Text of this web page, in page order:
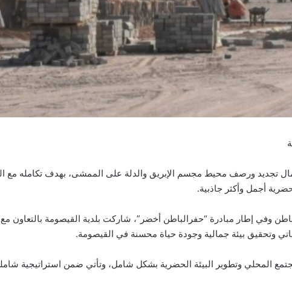
تجديد ورصف محيط مجسم الإبريق والدلة على الممشى، بهدف تكامله مع
أجمل وأكثر جاذبية.
وفي إطار مبادرة “حفرالباطن أخضر”، شاركت بلدية القيصومة بالتعاون
وتحقيق بيئة جمالية وجودة حياة محسنة في القيصومة.
المحلي وتطوير البيئة الحضرية بشكل شامل، وتأتي ضمن استراتيجية